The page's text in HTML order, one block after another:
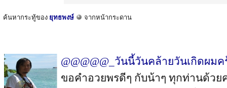
ค้นหากระทู้ของ ยุทธพงษ์ จากหน้ากระดาน
@@@@@_วันนี้วันคล้ายวันเกิดผมค
ขอคำอวยพรดีๆ กับน้าๆ ทุกท่านด้วยครั